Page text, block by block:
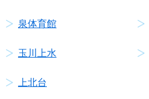
泉体育館
玉川上水
上北台